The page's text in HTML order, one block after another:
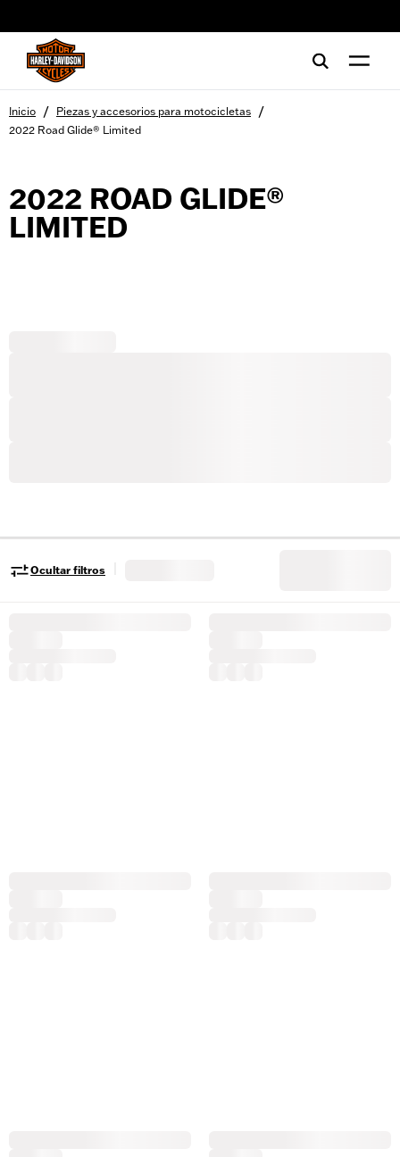
Inicio / Piezas y accesorios para motocicletas /
2022 Road Glide® Limited
2022 ROAD GLIDE®
LIMITED
Ocultar filtros